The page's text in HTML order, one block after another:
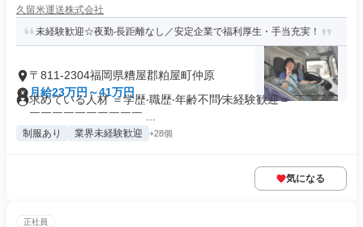
久留米運送株式会社
未経験歓迎☆夜勤‧⻑距離なし／安定企業で福利厚生・手当充実！
〒811-2304福岡県糟屋郡粕屋町仲原
月給23万円～41万円
求めている人材 ＝学歴‧職歴‧年齢不問∕未経験歓迎＝ ￣￣￣￣
￣￣￣￣￣￣￣￣￣￣ ...
制服あり 業界未経験歓迎 +28個
気になる
正社員